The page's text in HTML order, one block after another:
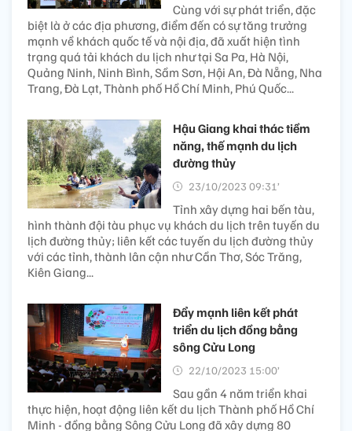
Cùng với sự phát triển, đặc
biệt là ở các địa phương, điểm đến có sự tăng trưởng
mạnh về khách quốc tế và nội địa, đã xuất hiện tình
trạng quá tải khách du lịch như tại Sa Pa, Hà Nội,
Quảng Ninh, Ninh Bình, Sầm Sơn, Hội An, Đà Nẵng, Nha
Trang, Đà Lạt, Thành phố Hồ Chí Minh, Phú Quốc...
Hậu Giang khai thác tiềm
năng, thế mạnh du lịch
đường thủy
23/10/2023 09:31’
Tỉnh xây dựng hai bến tàu,
hình thành đội tàu phục vụ khách du lịch trên tuyến du
lịch đường thủy; liên kết các tuyến du lịch đường thủy
với các tỉnh, thành lân cận như Cần Thơ, Sóc Trăng,
Kiên Giang...
Đẩy mạnh liên kết phát
triển du lịch đồng bằng
sông Cửu Long
22/10/2023 15:00’
Sau gần 4 năm triển khai
thực hiện, hoạt động liên kết du lịch Thành phố Hồ Chí
Minh - đồng bằng Sông Cửu Long đã xây dựng 80